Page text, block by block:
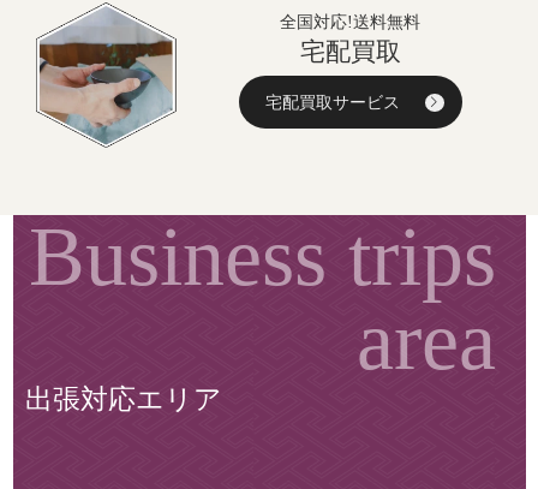
全国対応!送料無料
宅配買取
宅配買取サービス
出張対応エリア